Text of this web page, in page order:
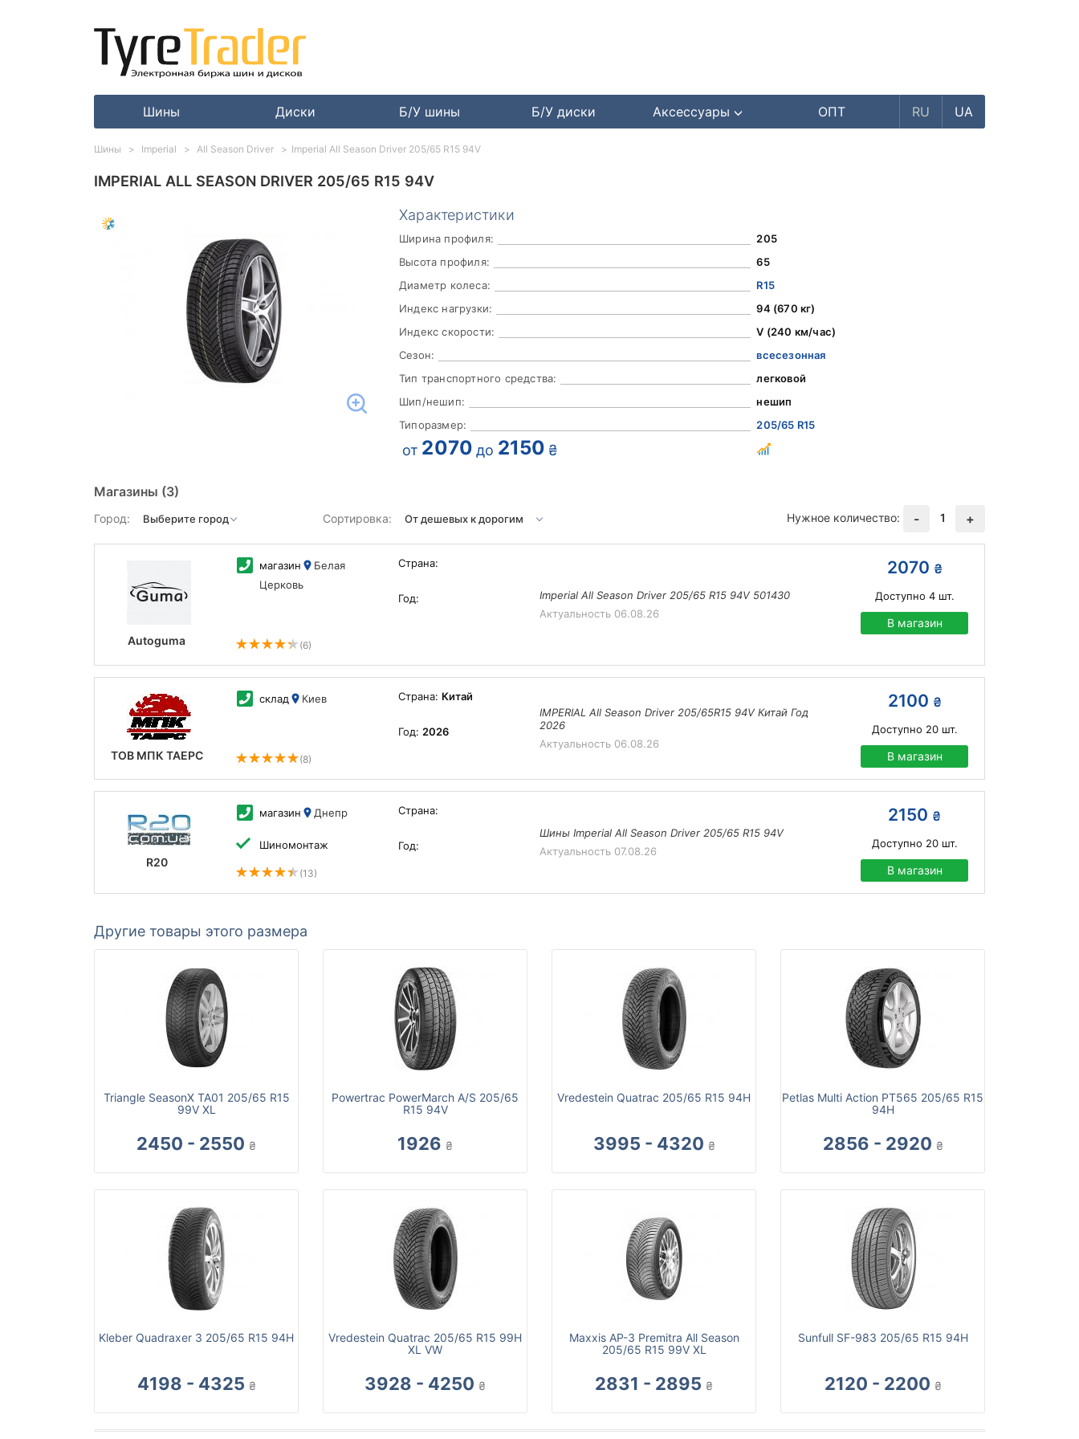
Шины Диски Б/У шины Б/У диски Аксессуары ОПТ RU UA
IMPERIAL ALL SEASON DRIVER 205/65 R15 94V
Характеристики
Ширина профиля:
205
Высота профиля:
65
Диаметр колеса:
R15
Индекс нагрузки:
94 (670 кг)
Индекс скорости:
V (240 км/час)
Сезон:
всесезонная
Тип транспортного средства:
легковой
Шип/нешип:
нешип
Типоразмер:
205/65 R15
от 2070 до 2150 ₴
Магазины (3)
Город: Сортировка: Нужное количество: - 1 +
Autoguma
магазин
Белая
Церковь
(6)
Страна:
Год:
Imperial All Season Driver 205/65 R15 94V 501430
Актуальность 06.08.26
2070 ₴
Доступно 4шт.
В магазин
ТОВ МПК ТАЕРС
склад Киев
(8)
Страна: Китай
Год: 2026
IMPERIAL All Season Driver 205/65R15 94V Китай Год
2026
Актуальность 06.08.26
2100 ₴
Доступно 20шт.
В магазин
R20
магазин Днепр
Шиномонтаж
(13)
Страна:
Год:
Шины Imperial All Season Driver 205/65 R15 94V
Актуальность 07.08.26
2150 ₴
Доступно 20шт.
В магазин
Другие товары этого размера
Triangle SeasonX TA01 205/65 R15
99V XL
2450 - 2550 ₴
Powertrac PowerMarch A/S 205/65
R15 94V
1926 ₴
Vredestein Quatrac 205/65 R15 94H
3995 - 4320 ₴
Petlas Multi Action PT565 205/65 R15
94H
2856 - 2920 ₴
Kleber Quadraxer 3 205/65 R15 94H
4198 - 4325 ₴
Vredestein Quatrac 205/65 R15 99H
XL VW
3928 - 4250 ₴
Maxxis AP-3 Premitra All Season
205/65 R15 99V XL
2831 - 2895 ₴
Sunfull SF-983 205/65 R15 94H
2120 - 2200 ₴
Шины Imperial All Season Driver Imperial All Season Driver 205/65 R15 94V